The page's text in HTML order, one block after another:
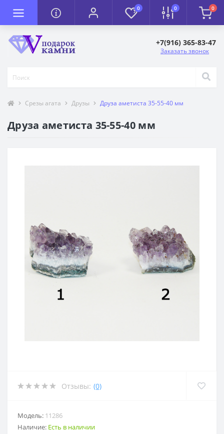
0 0 0
+7(916) 365-83-47
Заказать звонок
Срезы агата Друзы Друза аметиста 35-55-40 мм
Друза аметиста 35-55-40 мм
Отзывы: (0)
Модель: 11286
Наличие: Есть в наличии